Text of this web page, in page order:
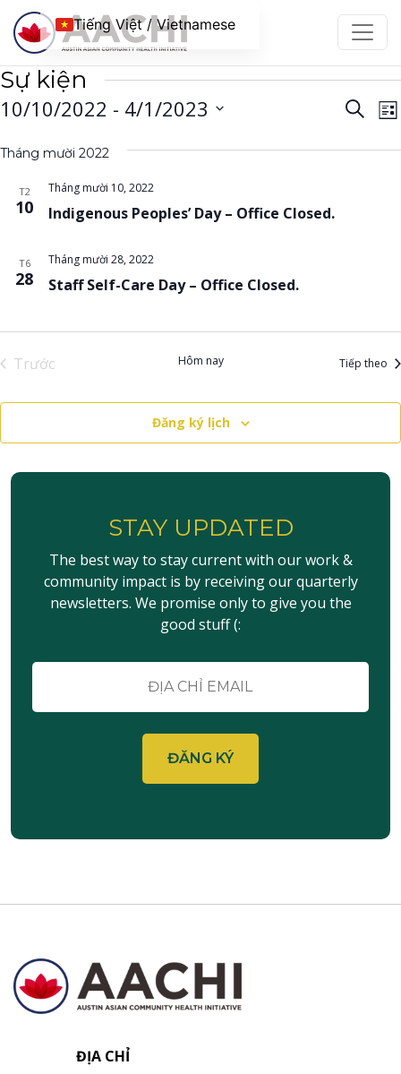
Chuyển đến nội dung
Sự kiện
Điều
Sự
kiện
Tìm
10/10/2022 - 4/1/2023
ngày.
Tháng mười 2022
T2
10 Indigenous Peoples’ Day – Office Closed.
Tháng mười 10, 2022
T6
28 Staff Self-Care Day – Office Closed.
Tháng mười 28, 2022
Trước
Hôm nay Tiếp theo
Đăng ký lịch
STAY UPDATED
The best way to stay current with our work &
community impact is by receiving our quarterly
newsletters. We promise only to give you the
good stuff (:
mail
ĐỊA CHỈ
Tiếng Việt / Vietnamese